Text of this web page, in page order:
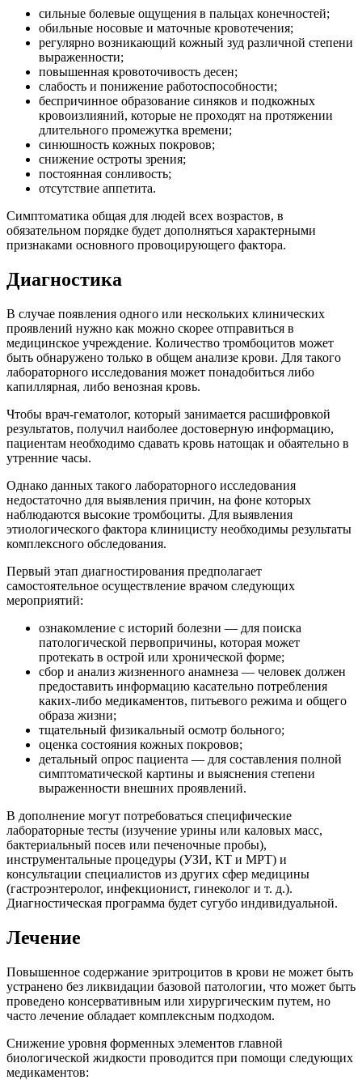
сильные болевые ощущения в пальцах конечностей;
обильные носовые и маточные кровотечения;
регулярно возникающий кожный зуд различной степени
выраженности;
повышенная кровоточивость десен;
слабость и понижение работоспособности;
беспричинное образование синяков и подкожных
кровоизлияний, которые не проходят на протяжении
длительного промежутка времени;
синюшность кожных покровов;
снижение остроты зрения;
постоянная сонливость;
отсутствие аппетита.
Симптоматика общая для людей всех возрастов, в
обязательном порядке будет дополняться характерными
признаками основного провоцирующего фактора.
Диагностика
В случае появления одного или нескольких клинических
проявлений нужно как можно скорее отправиться в
медицинское учреждение. Количество тромбоцитов может
быть обнаружено только в общем анализе крови. Для такого
лабораторного исследования может понадобиться либо
капиллярная, либо венозная кровь.
Чтобы врач-гематолог, который занимается расшифровкой
результатов, получил наиболее достоверную информацию,
пациентам необходимо сдавать кровь натощак и обаятельно в
утренние часы.
Однако данных такого лабораторного исследования
недостаточно для выявления причин, на фоне которых
наблюдаются высокие тромбоциты. Для выявления
этиологического фактора клиницисту необходимы результаты
комплексного обследования.
Первый этап диагностирования предполагает
самостоятельное осуществление врачом следующих
мероприятий:
ознакомление с историй болезни — для поиска
патологической первопричины, которая может
протекать в острой или хронической форме;
сбор и анализ жизненного анамнеза — человек должен
предоставить информацию касательно потребления
каких-либо медикаментов, питьевого режима и общего
образа жизни;
тщательный физикальный осмотр больного;
оценка состояния кожных покровов;
детальный опрос пациента — для составления полной
симптоматической картины и выяснения степени
выраженности внешних проявлений.
В дополнение могут потребоваться специфические
лабораторные тесты (изучение урины или каловых масс,
бактериальный посев или печеночные пробы),
инструментальные процедуры (УЗИ, КТ и МРТ) и
консультации специалистов из других сфер медицины
(гастроэнтеролог, инфекционист, гинеколог и т. д.).
Диагностическая программа будет сугубо индивидуальной.
Лечение
Повышенное содержание эритроцитов в крови не может быть
устранено без ликвидации базовой патологии, что может быть
проведено консервативным или хирургическим путем, но
часто лечение обладает комплексным подходом.
Снижение уровня форменных элементов главной
биологической жидкости проводится при помощи следующих
медикаментов: